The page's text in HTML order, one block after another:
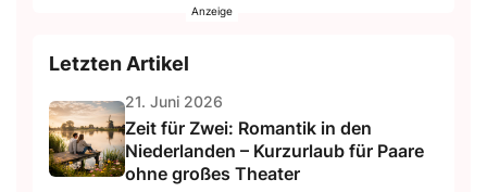
Letzten Artikel
21. Juni 2026
Zeit für Zwei: Romantik in den
Niederlanden – Kurzurlaub für Paare
ohne großes Theater